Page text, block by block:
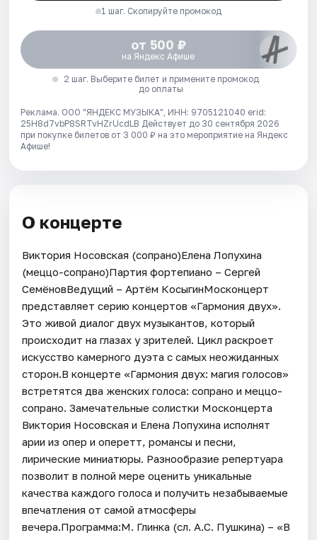
1 шаг. Скопируйте промокод
от 500 ₽
на Яндекс Афише
2 шаг. Выберите билет и примените промокод
до оплаты
Реклама. ООО "ЯНДЕКС МУЗЫКА", ИНН: 9705121040 erid:
25H8d7vbP8SRTvHZrUcdLB Действует до 30 сентября 2026
при покупке билетов от 3 000 ₽ на это мероприятие на Яндекс
Афише!
О концерте
Виктория Носовская (сопрано)Елена Лопухина
(меццо-сопрано)Партия фортепиано – Сергей
СемёновВедущий – Артём КосыгинМосконцерт
представляет серию концертов «Гармония двух».
Это живой диалог двух музыкантов, который
происходит на глазах у зрителей. Цикл раскроет
искусство камерного дуэта с самых неожиданных
сторон.В концерте «Гармония двух: магия голосов»
встретятся два женских голоса: сопрано и меццо-
сопрано. Замечательные солистки Москонцерта
Виктория Носовская и Елена Лопухина исполнят
арии из опер и оперетт, романсы и песни,
лирические миниатюры. Разнообразие репертуара
позволит в полной мере оценить уникальные
качества каждого голоса и получить незабываемые
впечатления от самой атмосферы
вечера.Программа:М. Глинка (сл. А.С. Пушкина) – «В